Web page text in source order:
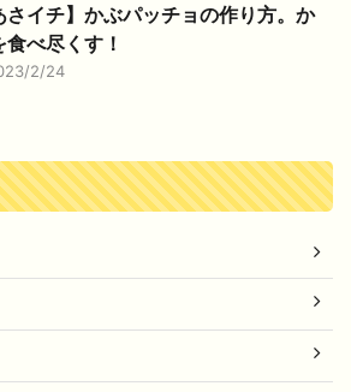
さイチ】かぶパッチョの作り方。か
食べ尽くす！
2/24